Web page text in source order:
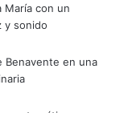
María con un
y sonido
Benavente en una